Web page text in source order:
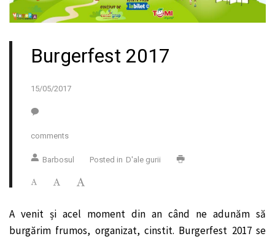
Burgerfest 2017
15/05/2017
comments
Barbosul Posted in D'ale gurii
A venit și acel moment din an când ne adunăm să
burgărim frumos, organizat, cinstit. Burgerfest 2017 se